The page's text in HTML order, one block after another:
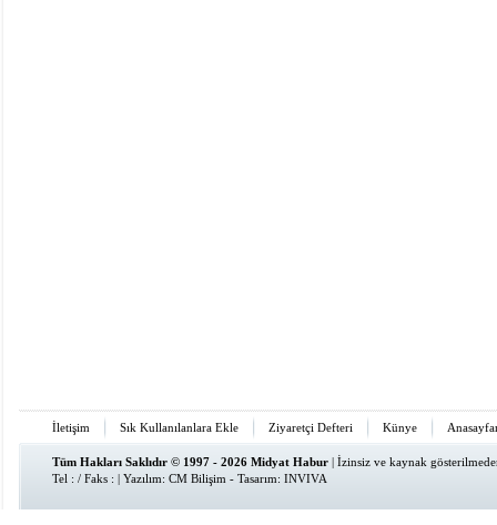
İletişim Sık Kullanılanlara Ekle Ziyaretçi Defteri Künye
Tüm Hakları Saklıdır © 1997 - 2026 Midyat Habur | İzinsiz ve kaynak
Tel : / Faks : | Yazılım: CM Bilişim - Tasarım: INVIVA